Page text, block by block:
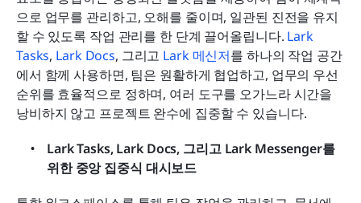
으로 업무를 관리하고, 오해를 줄이며, 일관된 진전을 유지
할 수 있도록 작업 관리를 한 단계 끌어올립니다.
Tasks, Lark Docs, 그리고 Lark 메신저를 하나의 작업 공간
에서 함께 사용하면, 팀은 원활하게 협업하고, 업무의 우선
순위를 효율적으로 정하며, 여러 도구를 오가느라 시간을
낭비하지 않고 프로젝트 완수에 집중할 수 있습니다.
Lark Tasks, Lark Docs, 그리고 Lark Messenger를
위한 중앙 집중식 대시보드